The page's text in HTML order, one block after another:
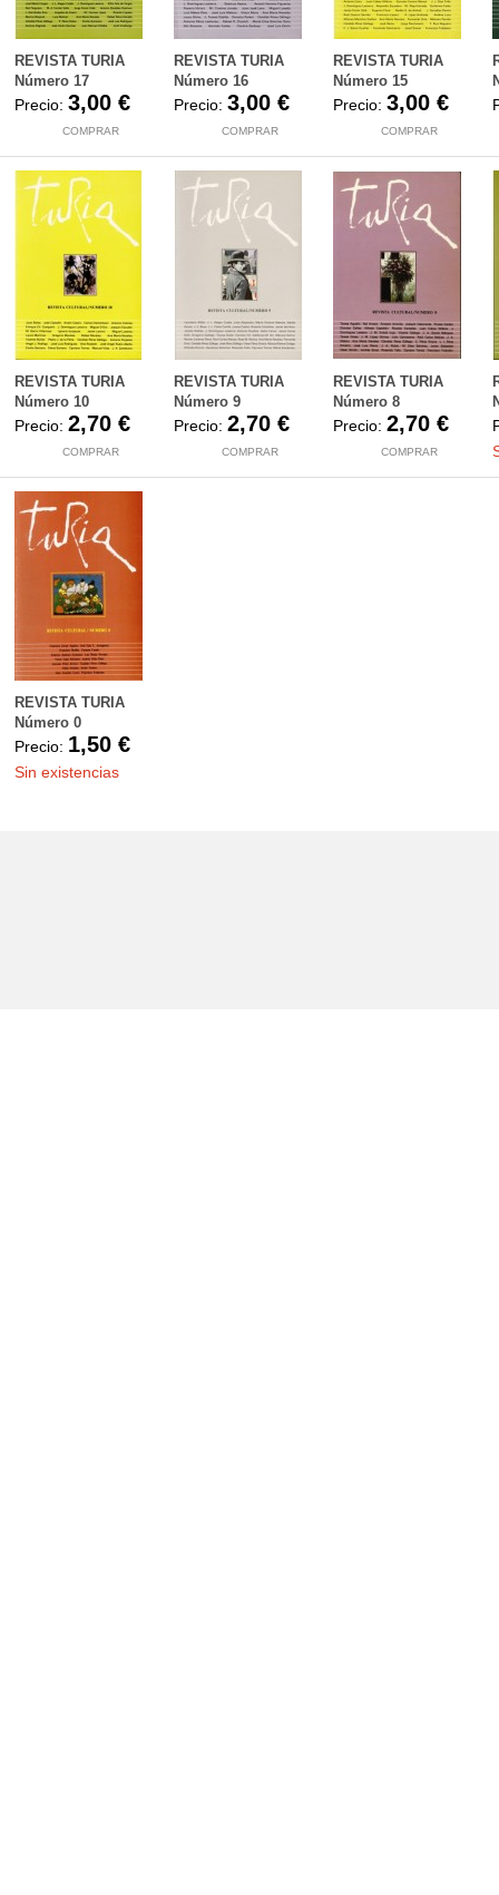
REVISTA TURIA
Número 17
Precio: 3,00 €
COMPRAR
REVISTA TURIA
Número 16
Precio: 3,00 €
COMPRAR
REVISTA TURIA
Número 15
Precio: 3,00 €
COMPRAR
REVISTA TURIA
Número 10
Precio: 2,70 €
COMPRAR
REVISTA TURIA
Número 9
Precio: 2,70 €
COMPRAR
REVISTA TURIA
Número 8
Precio: 2,70 €
COMPRAR
REVISTA TURIA
Número 0
Precio: 1,50 €
Sin existencias